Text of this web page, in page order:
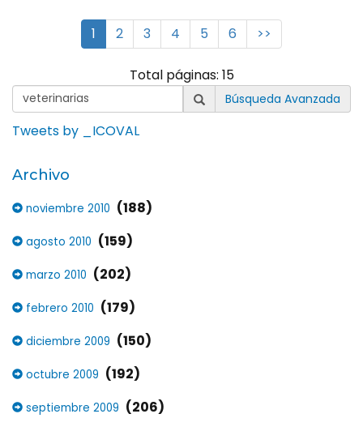
1 2 3 4 5 6 >>
Total páginas: 15
Búsqueda Avanzada
Tweets by _ICOVAL
Archivo
noviembre 2010 (188)
agosto 2010 (159)
marzo 2010 (202)
febrero 2010 (179)
diciembre 2009 (150)
octubre 2009 (192)
septiembre 2009 (206)